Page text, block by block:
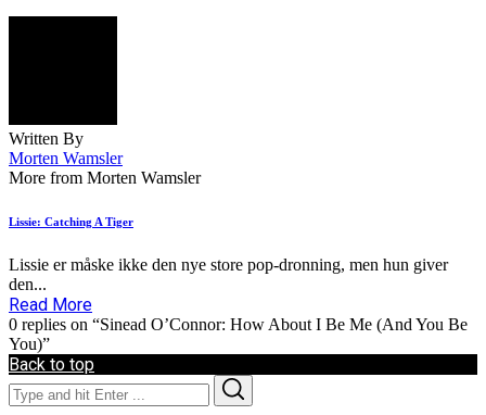
Written By
Morten Wamsler
More from Morten Wamsler
Lissie: Catching A Tiger
Lissie er måske ikke den nye store pop-dronning, men hun giver
den...
Read More
0 replies on “Sinead O’Connor: How About I Be Me (And You Be
You)”
Back to top
Search
for: